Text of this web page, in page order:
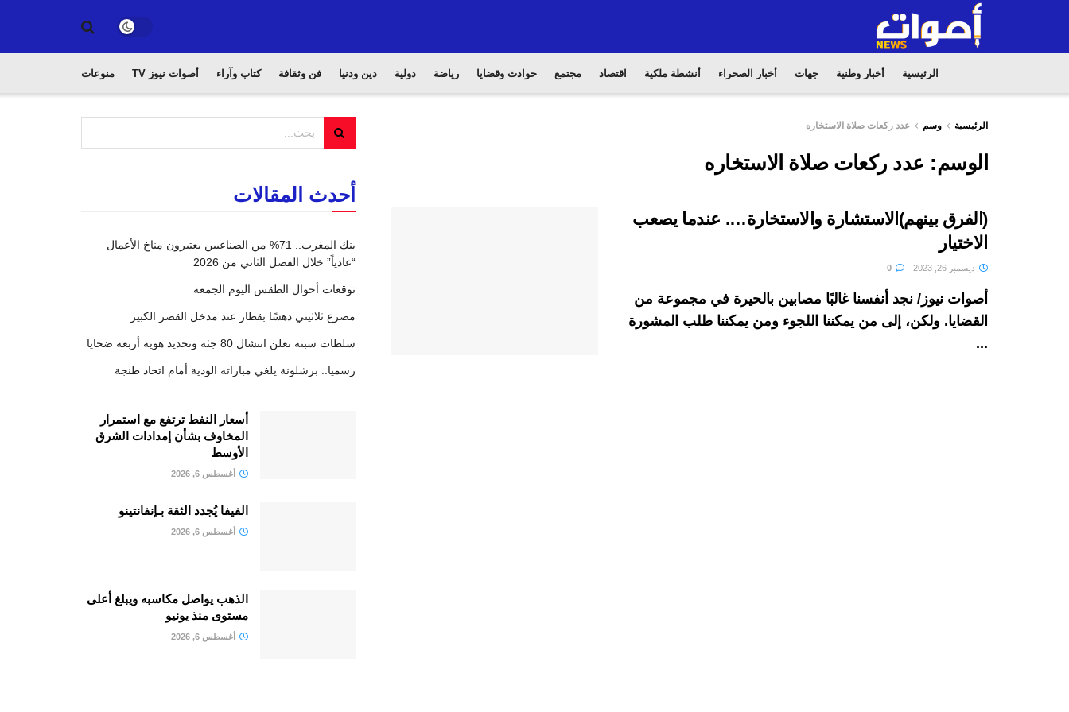
الرئيسية أخبار وطنية جهات أخبار الصحراء أنشطة ملكية اقتصاد مجتمع حوادث وقضايا رياضة دولية دين ودنيا فن وثقافة كتاب وآراء أصوات نيوز TV منوعات
الرئيسية وسم عدد ركعات صلاة الاستخاره
الوسم: عدد ركعات صلاة الاستخاره
(الفرق بينهم)الاستشارة والاستخارة…. عندما يصعب
الاختيار
ديسمبر 26, 2023
أصوات نيوز/ نجد أنفسنا غالبًا مصابين بالحيرة في مجموعة من
القضايا. ولكن، إلى من يمكننا اللجوء ومن يمكننا طلب المشورة
...
أحدث المقالات
بنك المغرب.. 71% من الصناعيين يعتبرون مناخ الأعمال
“عادياً” خلال الفصل الثاني من 2026
توقعات أحوال الطقس اليوم الجمعة
مصرع ثلاثيني دهسًا بقطار عند مدخل القصر الكبير
سلطات سبتة تعلن انتشال 80 جثة وتحديد هوية أربعة ضحايا
رسميا.. برشلونة يلغي مباراته الودية أمام اتحاد طنجة
أسعار النفط ترتفع مع استمرار
المخاوف بشأن إمدادات الشرق
الأوسط
أغسطس 6, 2026
الفيفا يُجدد الثقة بـإنفانتينو
أغسطس 6, 2026
الذهب يواصل مكاسبه ويبلغ أعلى
مستوى منذ يونيو
أغسطس 6, 2026